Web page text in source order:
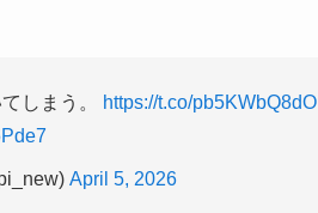
しまう。
https://t.co/pb5KWbQ8dO
April 5, 2026